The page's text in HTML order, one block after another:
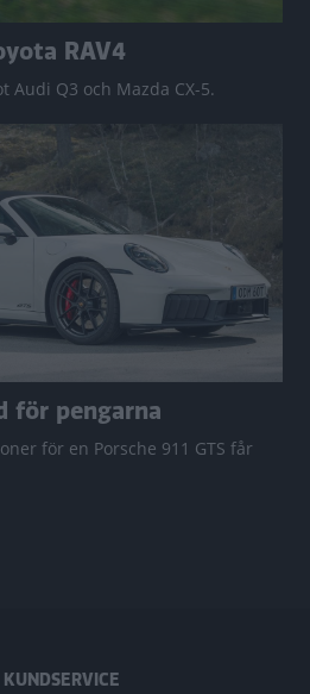
RAV4
Audi Q3 och Mazda CX-5.
för pengarna
för en Porsche 911 GTS får
KUNDSERVICE